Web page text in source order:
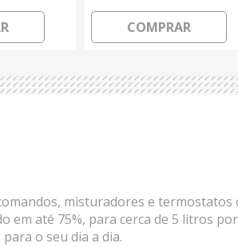
COMPRAR
misturadores e termostatos
em até 75%, para cerca de 5 litros por
o seu dia a dia.